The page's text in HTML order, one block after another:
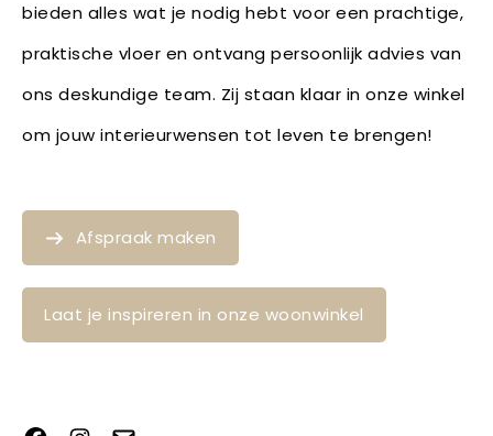
bieden alles wat je nodig hebt voor een prachtige,
praktische vloer en ontvang persoonlijk advies van
ons deskundige team. Zij staan klaar in onze winkel
om jouw interieurwensen tot leven te brengen!
Afspraak maken
Laat je inspireren in onze woonwinkel